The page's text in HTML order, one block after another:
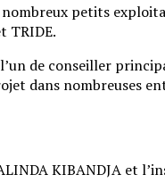
petits
TRIDE.
de conseiller
dans nombreuses
KIBANDJA et